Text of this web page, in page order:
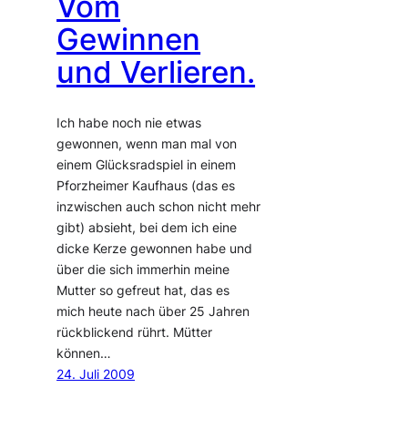
Gewinnen
und Verlieren.
Ich habe noch nie etwas
gewonnen, wenn man mal von
einem Glücksradspiel in einem
Pforzheimer Kaufhaus (das es
inzwischen auch schon nicht mehr
gibt) absieht, bei dem ich eine
dicke Kerze gewonnen habe und
über die sich immerhin meine
Mutter so gefreut hat, das es
mich heute nach über 25 Jahren
rückblickend rührt. Mütter
können…
24. Juli 2009